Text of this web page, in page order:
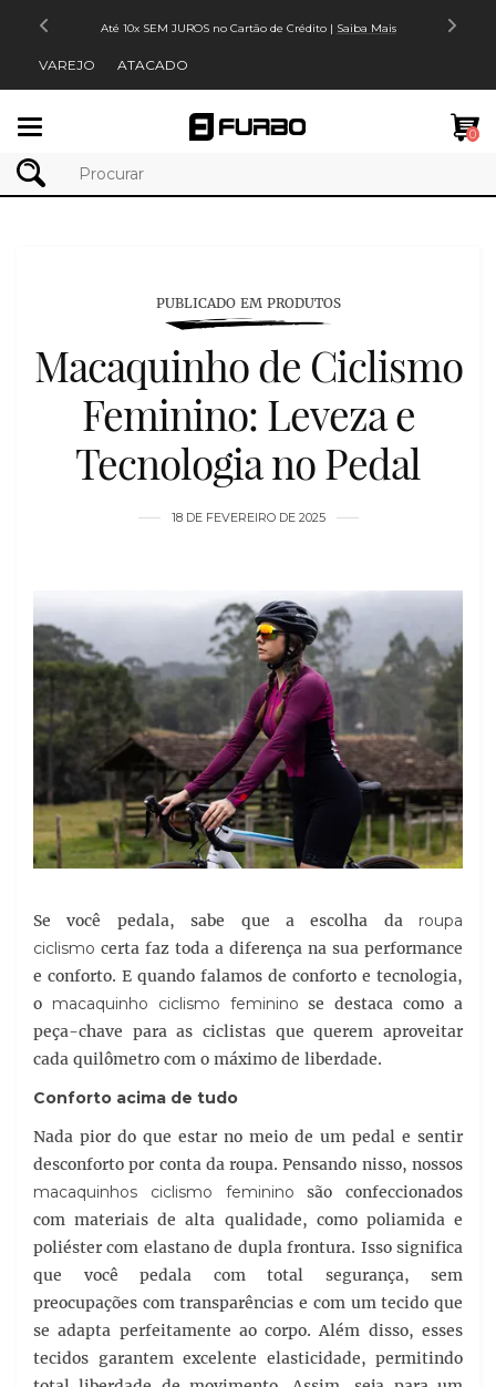
Até 10x SEM JUROS no Cartão de Crédito | Saiba Mais
VAREJO ATACADO
0
PUBLICADO EM PRODUTOS
Macaquinho de Ciclismo
Feminino: Leveza e
Tecnologia no Pedal
18 DE FEVEREIRO DE 2025
Se você pedala, sabe que a escolha da roupa
ciclismo certa faz toda a diferença na sua performance
e conforto. E quando falamos de conforto e tecnologia,
o macaquinho ciclismo feminino se destaca como a
peça-chave para as ciclistas que querem aproveitar
cada quilômetro com o máximo de liberdade.
Conforto acima de tudo
Nada pior do que estar no meio de um pedal e sentir
desconforto por conta da roupa. Pensando nisso, nossos
macaquinhos ciclismo feminino são confeccionados
com materiais de alta qualidade, como poliamida e
poliéster com elastano de dupla frontura. Isso significa
que você pedala com total segurança, sem
preocupações com transparências e com um tecido que
se adapta perfeitamente ao corpo. Além disso, esses
tecidos garantem excelente elasticidade, permitindo